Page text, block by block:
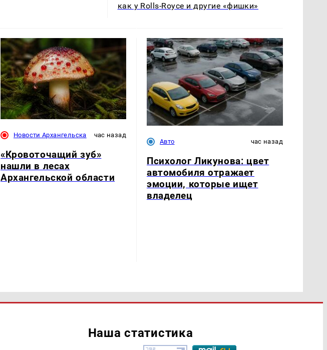
как у Rolls-Royce и другие «фишки»
Новости Архангельска час назад
«Кровоточащий зуб»
нашли в лесах
Архангельской области
Авто час назад
Психолог Ликунова: цвет
автомобиля отражает
эмоции, которые ищет
владелец
Наша статистика